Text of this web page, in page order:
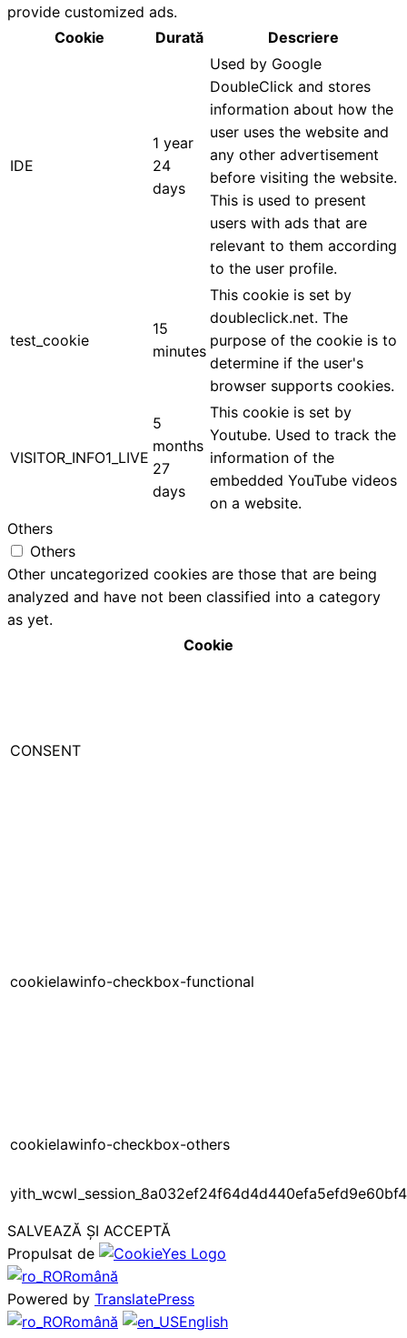
provide customized ads.
Cookie
Durată Descriere
IDE
1 year
24
days
Used by Google
DoubleClick and stores
information about how the
user uses the website and
any other advertisement
before visiting the website.
This is used to present
users with ads that are
relevant to them according
to the user profile.
test_cookie
15
minutes
This cookie is set by
doubleclick.net. The
purpose of the cookie is to
determine if the user's
browser supports cookies.
VISITOR_INFO1_LIVE
5
months
27
days
This cookie is set by
Youtube. Used to track the
information of the
embedded YouTube videos
on a website.
Others
Others
Other uncategorized cookies are those that are being
analyzed and have not been classified into a category
as yet.
Cookie
CONSENT
cookielawinfo-checkbox-functional
cookielawinfo-checkbox-others
yith_wcwl_session_8a032ef24f64d4d440efa5efd9e60bf4
SALVEAZĂ ȘI ACCEPTĂ
Propulsat de
Română
Powered by TranslatePress
Română
English